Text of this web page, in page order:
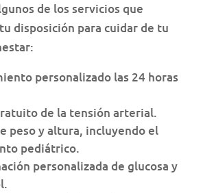
de los servicios que
disposición para cuidar de tu
personalizado las 24 horas
de la tensión arterial.
peso y altura, incluyendo el
pediátrico.
personalizada de glucosa y